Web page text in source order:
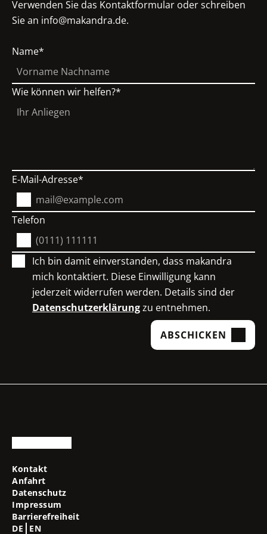
Verwenden Sie das Kontaktformular oder schreiben
Sie an info@makandra.de.
Name
Wie können wir helfen?
E-Mail-Adresse
Telefon
Ich bin damit einverstanden, dass makandra
mich kontaktiert. Diese Einwilligung kann
jederzeit widerrufen werden. Details sind der
Datenschutzerklärungzu entnehmen.
ABSCHICKEN
Kontakt
Anfahrt
Datenschutz
Impressum
Barrierefreiheit
DE
EN